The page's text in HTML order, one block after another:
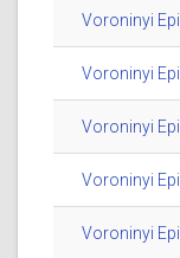
Voroninyi
Voroninyi
Voroninyi
Voroninyi
Voroninyi